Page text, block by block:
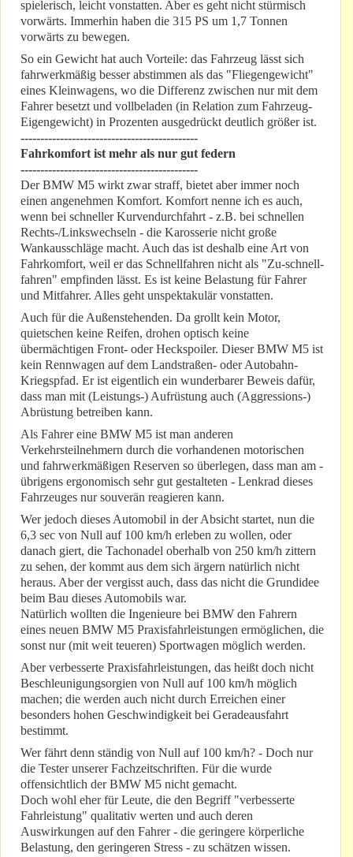
spielerisch, leicht vonstatten. Aber es geht nicht stürmisch
vorwärts. Immerhin haben die 315 PS um 1,7 Tonnen
vorwärts zu bewegen.
So ein Gewicht hat auch Vorteile: das Fahrzeug lässt sich
fahrwerkmäßig besser abstimmen als das "Fliegengewicht"
eines Kleinwagens, wo die Differenz zwischen nur mit dem
Fahrer besetzt und vollbeladen (in Relation zum Fahrzeug-
Eigengewicht) in Prozenten ausgedrückt deutlich größer ist.
---------------------------------------------
Fahrkomfort ist mehr als nur gut federn
---------------------------------------------
Der BMW M5 wirkt zwar straff, bietet aber immer noch
einen angenehmen Komfort. Komfort nenne ich es auch,
wenn bei schneller Kurvendurchfahrt - z.B. bei schnellen
Rechts-/Linkswechseln - die Karosserie nicht große
Wankausschläge macht. Auch das ist deshalb eine Art von
Fahrkomfort, weil er das Schnellfahren nicht als "Zu-schnell-
fahren" empfinden lässt. Es ist keine Belastung für Fahrer
und Mitfahrer. Alles geht unspektakulär vonstatten.
Auch für die Außenstehenden. Da grollt kein Motor,
quietschen keine Reifen, drohen optisch keine
übermächtigen Front- oder Heckspoiler. Dieser BMW M5 ist
kein Rennwagen auf dem Landstraßen- oder Autobahn-
Kriegspfad. Er ist eigentlich ein wunderbarer Beweis dafür,
dass man mit (Leistungs-) Aufrüstung auch (Aggressions-)
Abrüstung betreiben kann.
Als Fahrer eine BMW M5 ist man anderen
Verkehrsteilnehmern durch die vorhandenen motorischen
und fahrwerkmäßigen Reserven so überlegen, dass man am -
übrigens ergonomisch sehr gut gestalteten - Lenkrad dieses
Fahrzeuges nur souverän reagieren kann.
Wer jedoch dieses Automobil in der Absicht startet, nun die
6,3 sec von Null auf 100 km/h erleben zu wollen, oder
danach giert, die Tachonadel oberhalb von 250 km/h zittern
zu sehen, der kommt aus dem sich ärgern natürlich nicht
heraus. Aber der vergisst auch, dass das nicht die Grundidee
beim Bau dieses Automobils war.
Natürlich wollten die Ingenieure bei BMW den Fahrern
eines neuen BMW M5 Praxisfahrleistungen ermöglichen, die
sonst nur (mit weit teueren) Sportwagen möglich werden.
Aber verbesserte Praxisfahrleistungen, das heißt doch nicht
Beschleunigungsorgien von Null auf 100 km/h möglich
machen; die werden auch nicht durch Erreichen einer
besonders hohen Geschwindigkeit bei Geradeausfahrt
bestimmt.
Wer fährt denn ständig von Null auf 100 km/h? - Doch nur
die Tester unserer Fachzeitschriften. Für die wurde
offensichtlich der BMW M5 nicht gemacht.
Doch wohl eher für Leute, die den Begriff "verbesserte
Fahrleistung" qualitativ werten und auch deren
Auswirkungen auf den Fahrer - die geringere körperliche
Belastung, den geringeren Stress - zu schätzen wissen.